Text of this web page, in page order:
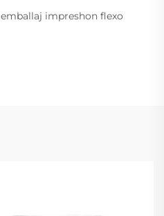
emballaj impreshon flexo